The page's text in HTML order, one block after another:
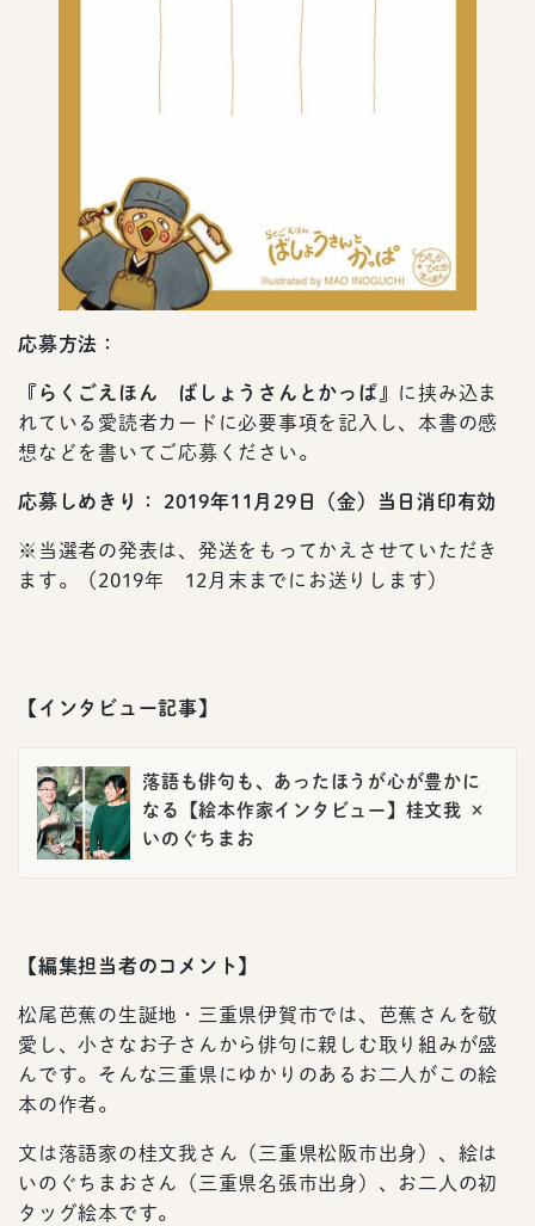
応募方法：
『らくごえほん ばしょうさんとかっぱ』
に挟み込ま
れている愛読者カードに必要事項を記入し、本書の感
想などを書いてご応募ください。
応募しめきり： 2019年11月29日（金）当日消印有効
※当選者の発表は、発送をもってかえさせていただき
ます。（2019年 12月末までにお送りします）
【インタビュー記事】
落語も俳句も、あったほうが心が豊かに
なる【絵本作家インタビュー】桂文我 ×
いのぐちまお
【編集担当者のコメント】
松尾芭蕉の生誕地・三重県伊賀市では、芭蕉さんを敬
愛し、小さなお子さんから俳句に親しむ取り組みが盛
んです。そんな三重県にゆかりのあるお二人がこの絵
本の作者。
文は落語家の桂文我さん（三重県松阪市出身）、絵は
いのぐちまおさん（三重県名張市出身）、お二人の初
タッグ絵本です。